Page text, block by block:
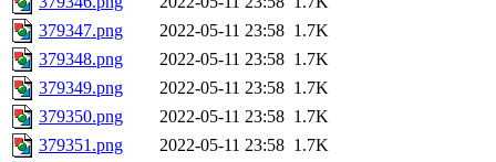
379347.png
2022-05-11 23:58 1.7K
379348.png
2022-05-11 23:58 1.7K
379349.png
2022-05-11 23:58 1.7K
379350.png
2022-05-11 23:58 1.7K
379351.png
2022-05-11 23:58 1.7K